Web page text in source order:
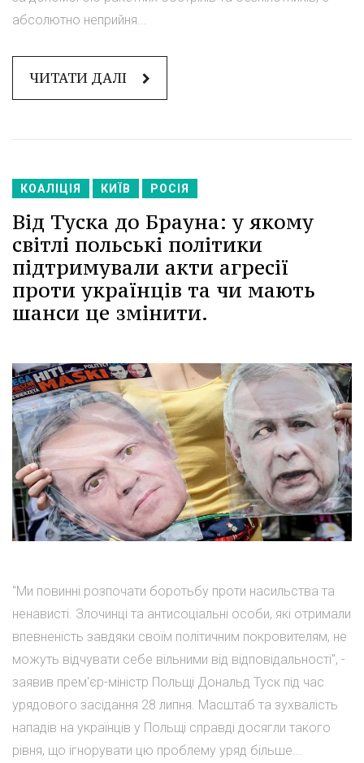
абсолютно неприйня...
ЧИТАТИ ДАЛІ
КОАЛІЦІЯ КИЇВ РОСІЯ
Від Туска до Брауна: у якому
світлі польські політики
підтримували акти агресії
проти українців та чи мають
шанси це змінити.
"Ми повинні розпочати боротьбу проти насильства та
ненависті. Злочинці та антисоціальні особи, які отримали
впевненість завдяки своїм політичним покровителям, не
можуть відчувати себе вільними від відповідальності", -
заявив прем'єр-міністр Польщі Дональд Туск під час
урядового засідання 28 липня. Масштаб та зухвалість
нападів на українців у Польщі справді досягли такого
рівня, що ігнорувати цю проблему уряд більше...